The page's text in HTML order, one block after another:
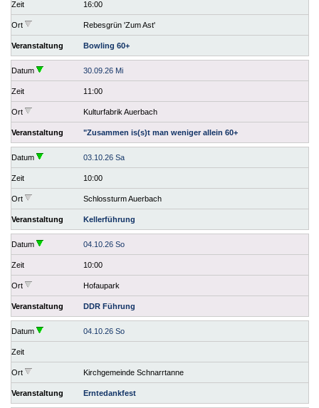
Zeit 16:00
Ort Rebesgrün 'Zum Ast'
Veranstaltung Bowling 60+
Datum 30.09.26 Mi
Zeit 11:00
Ort Kulturfabrik Auerbach
Veranstaltung "Zusammen is(s)t man weniger allein 60+
Datum 03.10.26 Sa
Zeit 10:00
Ort Schlossturm Auerbach
Veranstaltung Kellerführung
Datum 04.10.26 So
Zeit 10:00
Ort Hofaupark
Veranstaltung DDR Führung
Datum 04.10.26 So
Zeit
Ort Kirchgemeinde Schnarrtanne
Veranstaltung Erntedankfest